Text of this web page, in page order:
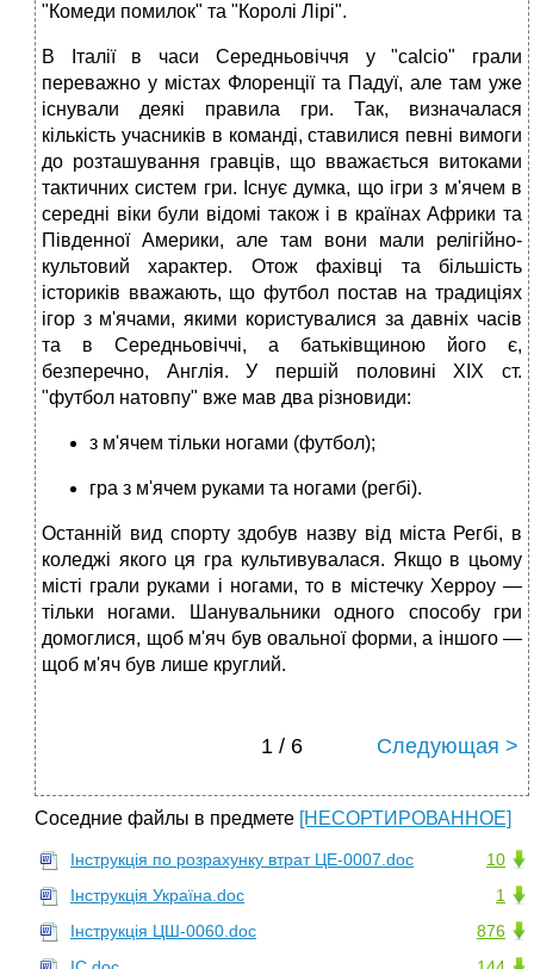
"Комеди помилок" та "Королі Лірі".
В Італії в часи Середньовіччя у "саlcio" грали
переважно у містах Флоренції та Падуї, але там уже
існували деякі правила гри. Так, визначалася
кількість учасників в команді, ставилися певні вимоги
до розташування гравців, що вважається витоками
тактичних систем гри. Існує думка, що ігри з м'ячем в
середні віки були відомі також і в країнах Африки та
Південної Америки, але там вони мали релігійно-
культовий характер. Отож фахівці та більшість
істориків вважають, що футбол постав на традиціях
ігор з м'ячами, якими користувалися за давніх часів
та в Середньовіччі, а батьківщиною його є,
безперечно, Англія. У першій половині XIX ст.
"футбол натовпу" вже мав два різновиди:
з м'ячем тільки ногами (футбол);
гра з м'ячем руками та ногами (регбі).
Останній вид спорту здобув назву від міста Регбі, в
коледжі якого ця гра культивувалася. Якщо в цьому
місті грали руками і ногами, то в містечку Херроу —
тільки ногами. Шанувальники одного способу гри
домоглися, щоб м'яч був овальної форми, а іншого —
щоб м'яч був лише круглий.
1 / 6 Следующая >
Соседние файлы в предмете [НЕСОРТИРОВАННОЕ]
10
Інструкція по розрахунку втрат ЦЕ-0007.doc
1
Інструкція Україна.doc
876
Інструкція ЦШ-0060.doc